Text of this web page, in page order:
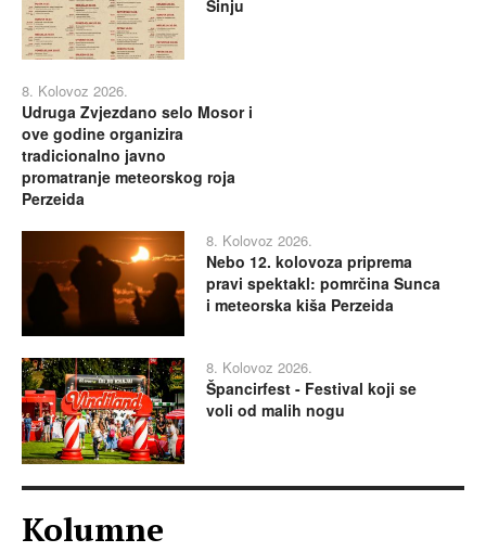
Sinju
8. Kolovoz 2026.
Udruga Zvjezdano selo Mosor i
ove godine organizira
tradicionalno javno
promatranje meteorskog roja
Perzeida
8. Kolovoz 2026.
Nebo 12. kolovoza priprema
pravi spektakl: pomrčina Sunca
i meteorska kiša Perzeida
8. Kolovoz 2026.
Špancirfest - Festival koji se
voli od malih nogu
Kolumne